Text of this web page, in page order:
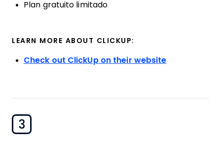
Plan gratuito limitado
LEARN MORE ABOUT CLICKUP:
Check out ClickUp on their website
3